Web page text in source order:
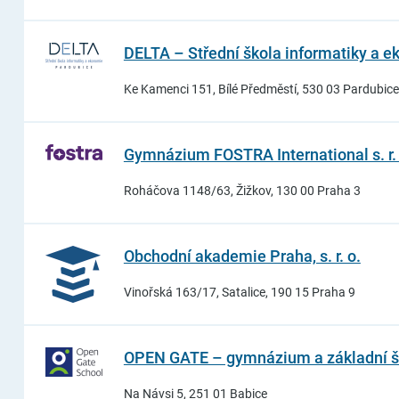
DELTA – Střední škola informatiky a
Ke Kamenci 151, Bílé Předměstí, 530 03 Pardubice
Gymnázium FOSTRA International s. r.
Roháčova 1148/63, Žižkov, 130 00 Praha 3
Obchodní akademie Praha, s. r. o.
Vinořská 163/17, Satalice, 190 15 Praha 9
OPEN GATE – gymnázium a základní
Na Návsi 5, 251 01 Babice